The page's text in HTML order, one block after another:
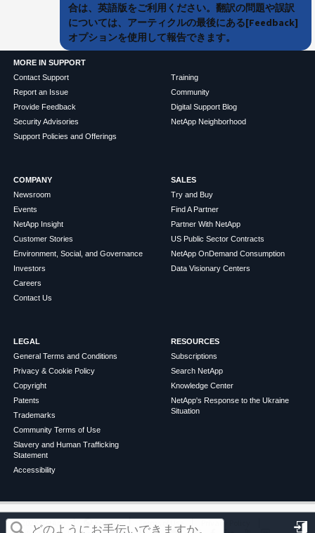
この記事は役に立ちましたか？
合は、英語版をご利用ください。翻訳の問題や誤訳
については、アーティクルの最後にある[Feedback]
オプションを使用して報告できます。
MORE IN SUPPORT
Contact Support
Report an Issue
Provide Feedback
Security Advisories
Support Policies and Offerings
Training
Community
Digital Support Blog
NetApp Neighborhood
COMPANY
Newsroom
Events
NetApp Insight
Customer Stories
Environment, Social, and Governance
Investors
Careers
Contact Us
SALES
Try and Buy
Find A Partner
Partner With NetApp
US Public Sector Contracts
NetApp OnDemand Consumption
Data Visionary Centers
LEGAL
General Terms and Conditions
Privacy & Cookie Policy
Copyright
Patents
Trademarks
Community Terms of Use
Slavery and Human Trafficking
Statement
Accessibility
RESOURCES
Subscriptions
Search NetApp
Knowledge Center
NetApp's Response to the Ukraine
Situation
©2026NetApp English Terms of Use
Privacy Policy